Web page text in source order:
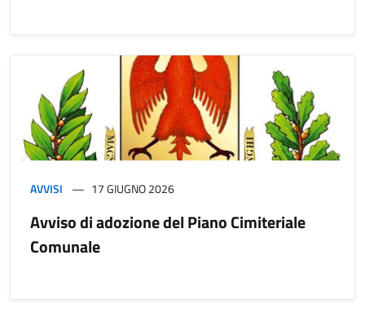
AVVISI 17 GIUGNO 2026
Avviso di adozione del Piano Cimiteriale
Comunale